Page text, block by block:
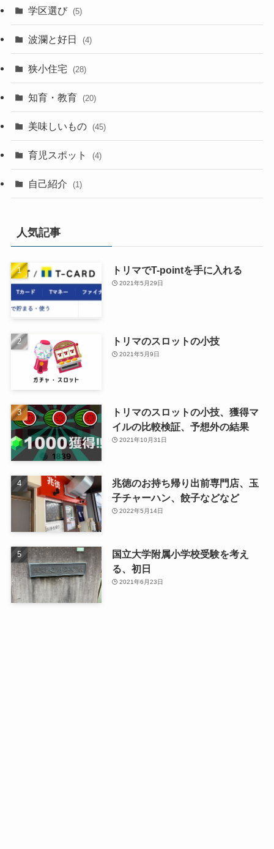
学区選び (5)
波瀾と好日 (4)
狭小住宅 (28)
知育・教育 (20)
美味しいもの (45)
育児スポット (4)
自己紹介 (1)
人気記事
トリマでT-pointを手に入れる
2021年5月29日
トリマのスロットの小技
2021年5月9日
トリマのスロットの小技、獲得マ
イルの比較検証、予想外の結果
2021年10月31日
兆徳のお持ち帰り出前専門店、玉
子チャーハン、餃子などなど
2022年5月14日
国立大学附属小学校受験を考え
る、初日
2021年6月23日